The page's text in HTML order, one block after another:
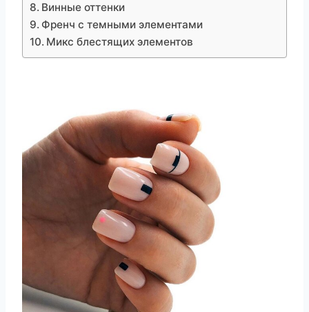
Винные оттенки
Френч с темными элементами
Микс блестящих элементов